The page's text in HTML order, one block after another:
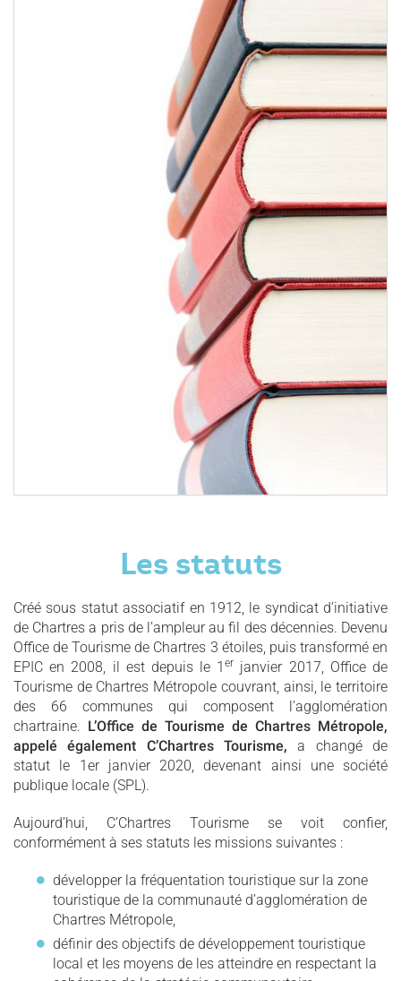
Les statuts
Créé sous statut associatif en 1912, le syndicat d’initiative
de Chartres a pris de l’ampleur au fil des décennies. Devenu
Office de Tourisme de Chartres 3 étoiles, puis transformé en
EPIC en 2008, il est depuis le 1er janvier 2017, Office de
Tourisme de Chartres Métropole couvrant, ainsi, le territoire
des 66 communes qui composent l’agglomération
chartraine. L’Office de Tourisme de Chartres Métropole,
appelé également C’Chartres Tourisme, a changé de
statut le 1er janvier 2020, devenant ainsi une société
publique locale (SPL).
Aujourd’hui, C’Chartres Tourisme se voit confier,
conformément à ses statuts les missions suivantes :
développer la fréquentation touristique sur la zone
touristique de la communauté d’agglomération de
Chartres Métropole,
définir des objectifs de développement touristique
local et les moyens de les atteindre en respectant la